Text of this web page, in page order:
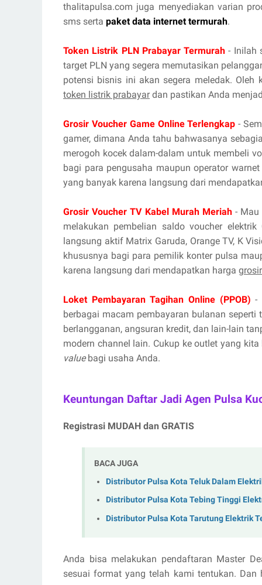
thalitapulsa.com juga menyediakan varian
sms serta paket data internet termurah.
Token Listrik PLN Prabayar Termurah - Inilah
target PLN yang segera memutasikan
potensi bisnis ini akan segera meledak. Oleh
token listrik prabayardan pastikan Anda
Grosir Voucher Game Online Terlengkap -
gamer, dimana Anda tahu bahwasanya
merogoh kocek dalam-dalam untuk membeli
bagi para pengusaha maupun operator
yang banyak karena langsung dari
Grosir Voucher TV Kabel Murah Meriah- Mau
melakukan pembelian saldo voucher
langsung aktif Matrix Garuda, Orange TV, K
khususnya bagi para pemilik konter pulsa
karena langsung dari mendapatkan harga
Loket Pembayaran Tagihan Online (PPOB) -
berbagai macam pembayaran bulanan seperti
berlangganan, angsuran kredit, dan lain-lain
modern channel lain. Cukup ke outlet yang
valuebagi usaha Anda.
Keuntungan Daftar Jadi Agen Pulsa
Registrasi MUDAH dan GRATIS
BACA JUGA
Distributor Pulsa Kota Teluk Dalam
Distributor Pulsa Kota Tebing Tinggi
Distributor Pulsa Kota Tarutung Elektrik
Anda bisa melakukan pendaftaran Master
sesuai format yang telah kami tentukan. Dan